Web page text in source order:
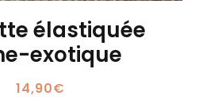
élastiquée
exotique
14,90€